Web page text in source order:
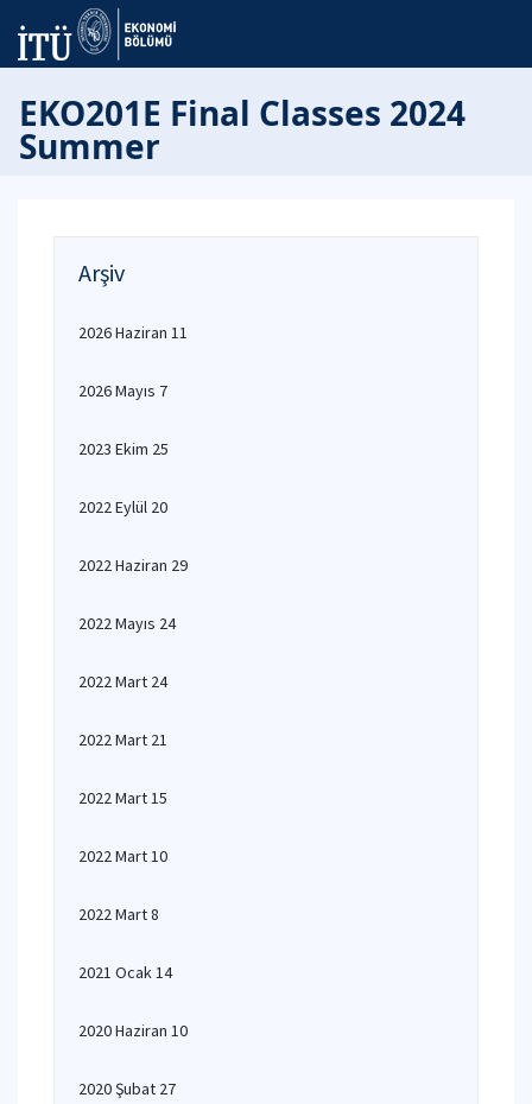
EKO201E Final Classes 2024
Summer
Arşiv
2026 Haziran 11
2026 Mayıs 7
2023 Ekim 25
2022 Eylül 20
2022 Haziran 29
2022 Mayıs 24
2022 Mart 24
2022 Mart 21
2022 Mart 15
2022 Mart 10
2022 Mart 8
2021 Ocak 14
2020 Haziran 10
2020 Şubat 27